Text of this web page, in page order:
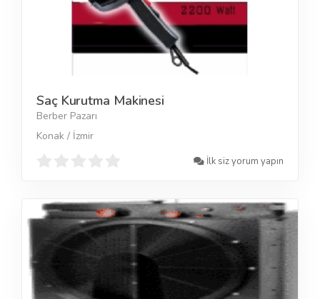
Saç Kurutma Makinesi
Berber Pazarı
Konak / İzmir
İlk siz yorum yapın